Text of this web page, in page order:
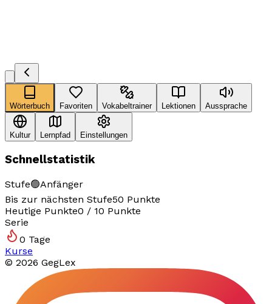
Wörterbuch Favoriten Vokabeltrainer Lektionen Aussprache
Kultur Lernpfad Einstellungen
Schnellstatistik
Stufe🟢Anfänger
Bis zur nächsten Stufe50 Punkte
Heutige Punkte0 / 10 Punkte
Serie
0 Tage
Kurse
© 2026 GegLex